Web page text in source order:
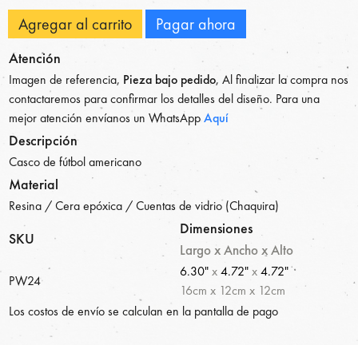
Agregar al carrito Pagar ahora
Atención
Imagen de referencia, Pieza bajo pedido, Al finalizar la compra nos
contactaremos para confirmar los detalles del diseño. Para una
mejor atención envíanos un WhatsAppAquí
Descripción
Casco de fútbol americano
Material
Resina / Cera epóxica / Cuentas de vidrio (Chaquira)
SKU
Dimensiones
Largo x Ancho x Alto
PW24
6.30"x4.72"x4.72"
16cm x 12cm x 12cm
Los costos de envío se calculan en la pantalla de pago